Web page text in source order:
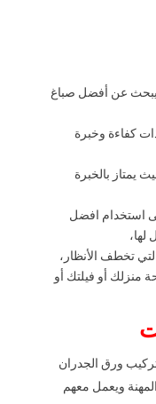
عن أفضل صباغ
كفاءة وخبرة
يمتاز بالخبرة
على استخدام افضل
لها،
تخطف الأنظار،
منزلك أو فيلتك أو
ورق الجدران
ويعمل معهم